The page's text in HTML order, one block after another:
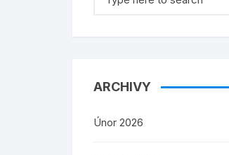
for:
ARCHIVY
Únor 2026